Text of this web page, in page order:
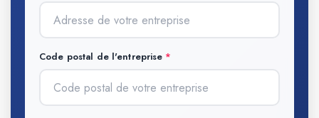
Code postal de l'entreprise